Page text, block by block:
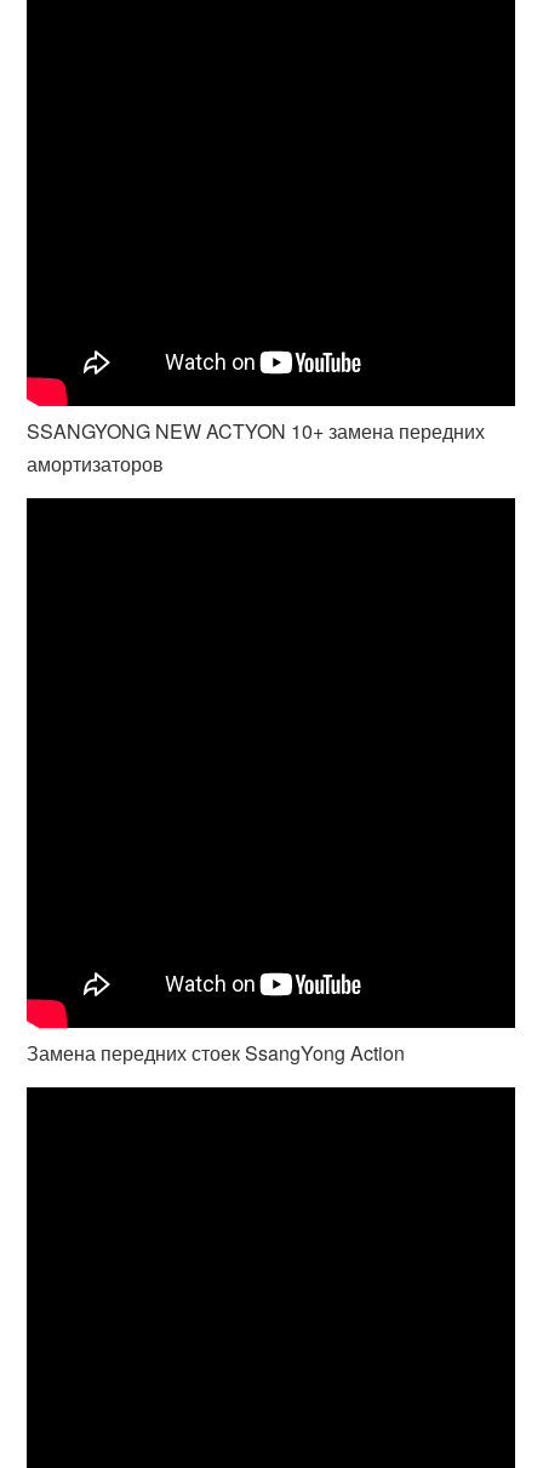
SSANGYONG NEW ACTYON 10+ замена передних
амортизаторов
Замена передних стоек SsangYong Action